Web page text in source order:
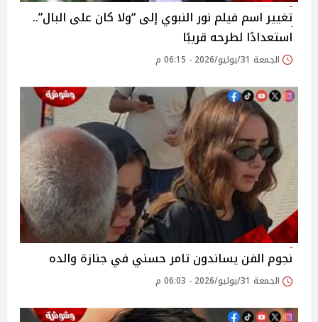
تغيير اسم فيلم نور النبوي إلى “ولا كان على البال”..
استعدادًا لطرحه قريبًا
الجمعة 31/يوليو/2026 - 06:15 م
نجوم الفن يساندون تامر حسني في جنازة والده
الجمعة 31/يوليو/2026 - 06:03 م